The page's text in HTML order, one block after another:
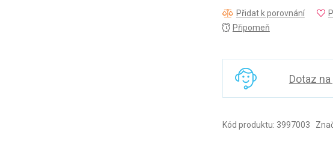
Přidat k porovnání
Připomeň
Dotaz
Kód produktu: 3997003